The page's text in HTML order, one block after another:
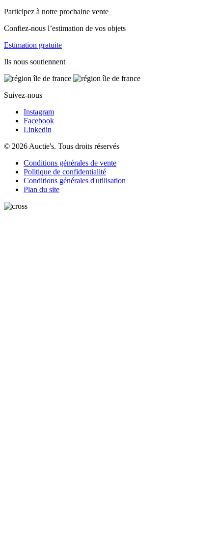
Participez à notre prochaine vente
Confiez-nous l’estimation de vos objets
Estimation gratuite
Ils nous soutiennent
Suivez-nous
Instagram
Facebook
Linkedin
© 2026 Auctie's. Tous droits réservés
Conditions générales de vente
Politique de confidentialité
Conditions générales d'utilisation
Plan du site